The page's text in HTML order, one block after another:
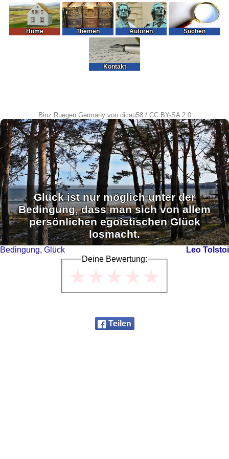
Home Themen Autoren Suchen
Kontakt
Binz Ruegen Germanyvon dicau58/ CC BY-SA 2.0
Glück ist nur möglich unter der
Bedingung, dass man sich von allem
persönlichen egoistischen Glück
losmacht.
Bedingung, Glück
Leo Tolstoi
Deine Bewertung:
★
★
★
★
★
Teilen